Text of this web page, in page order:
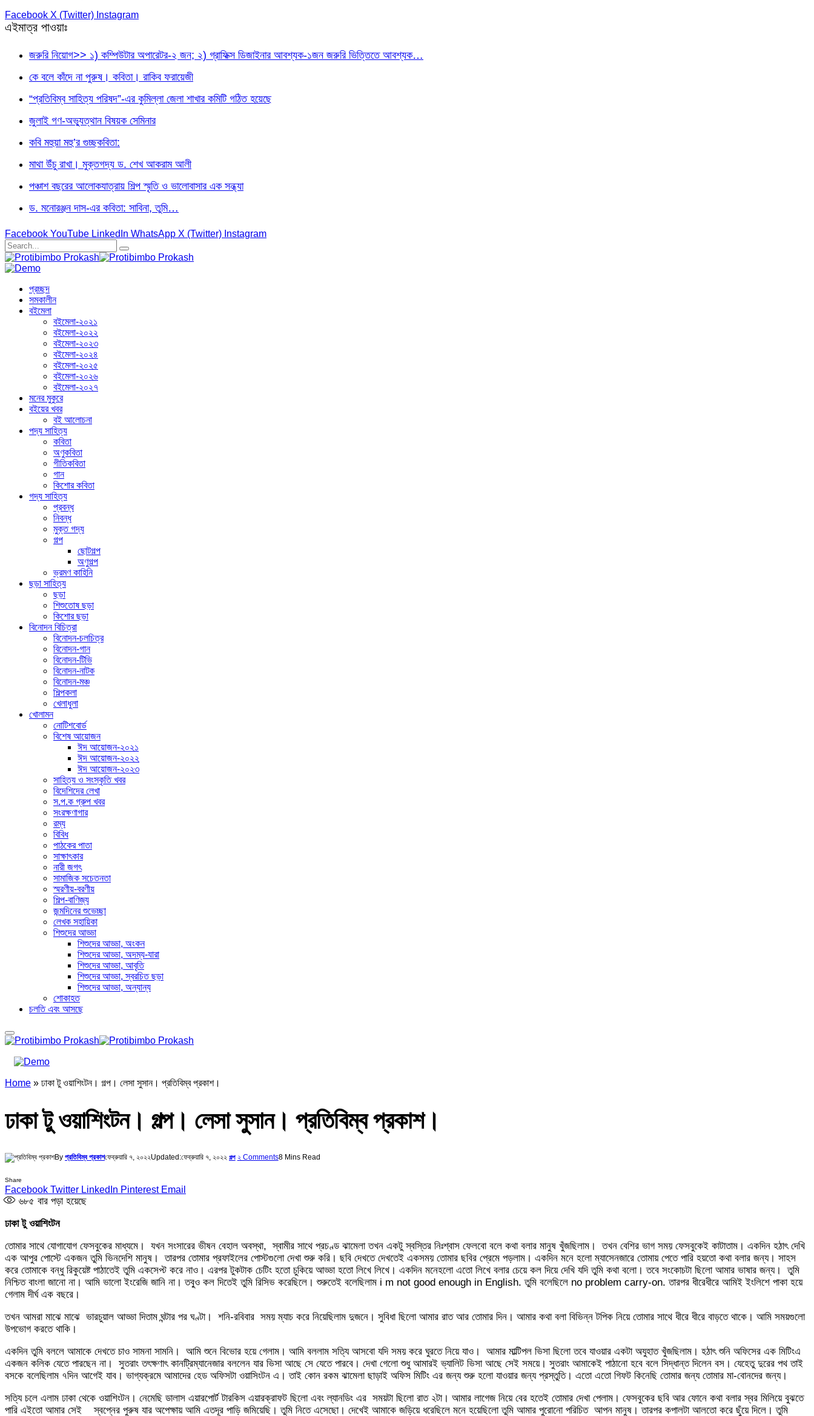
Facebook X (Twitter) Instagram
এইমাত্র পাওয়াঃ
জরুরি নিয়োগ>> ১) কম্পিউটার অপারেটর-২ জন; ২) গ্রাফিক্স ডিজাইনার আবশ্যক-১জন জরুরি ভিত্তিতে আবশ্যক…
কে বলে কাঁদে না পুরুষ। কবিতা। রাকিব ফরায়েজী
“প্রতিবিম্ব সাহিত্য পরিষদ”-এর কুমিল্লা জেলা শাখার কমিটি গঠিত হয়েছে
জুলাই গণ-অভ্যুত্থান বিষয়ক সেমিনার
কবি মহুয়া মহু’র গুচ্ছকবিতা:
মাথা উঁচু রাখা। মুক্তগদ্য ড. শেখ আকরাম আলী
পঞ্চাশ বছরের আলোকযাত্রায় শিল্প স্মৃতি ও ভালোবাসার এক সন্ধ্যা
ড. মনোরঞ্জন দাস-এর কবিতা: সাবিনা, তুমি…
Facebook YouTube LinkedIn WhatsApp X (Twitter) Instagram
প্রচ্ছদ
সমকালীন
বইমেলা
বইমেলা-২০২১
বইমেলা-২০২২
বইমেলা-২০২৩
বইমেলা-২০২৪
বইমেলা-২০২৫
বইমেলা-২০২৬
বইমেলা-২০২৭
মনের মুকুরে
বইয়ের খবর
বই আলোচনা
পদ্য সাহিত্য
কবিতা
অণুকবিতা
গীতিকবিতা
গান
কিশোর কবিতা
গদ্য সাহিত্য
প্রবন্ধ
নিবন্ধ
মুক্ত গদ্য
গল্প
ছোটগল্প
অণুগল্প
ভ্রমণ কাহিনি
ছড়া সাহিত্য
ছড়া
শিশুতোষ ছড়া
কিশোর ছড়া
বিনোদন বিচিত্রা
বিনোদন-চলচিত্র
বিনোদন-গান
বিনোদন-টিভি
বিনোদন-নাটক
বিনোদন-মঞ্চ
শিল্পকলা
খেলাধুলা
খোলামন
নোটিশবোর্ড
বিশেষ আয়োজন
ঈদ আয়োজন-২০২১
ঈদ আয়োজন-২০২২
ঈদ আয়োজন-২০২৩
সাহিত্য ও সংস্কৃতি খবর
বিদেশিদের লেখা
স.প.ক গ্রুপ খবর
সংরক্ষণাগার
রম্য
বিবিধ
পাঠকের পাতা
সাক্ষাৎকার
নারী জগৎ
সামাজিক সচেতনতা
স্মরণীয়-বরণীয়
শিল্প-বাণিজ্য
জন্মদিনের শুভেচ্ছা
লেখক সহায়িকা
শিশুদের আড্ডা
শিশুদের আড্ডা, অংকন
শিশুদের আড্ডা, অদম্য-যারা
শিশুদের আড্ডা, আবৃতি
শিশুদের আড্ডা, স্বরচিত ছড়া
শিশুদের আড্ডা, অন্যান্য
শোকাহত
চলতি এবং আসছে
Home » ঢাকা টু ওয়াশিংটন। গল্প। লেসা সুসান। প্রতিবিম্ব প্রকাশ।
ঢাকা টু ওয়াশিংটন। গল্প। লেসা সুসান। প্রতিবিম্ব প্রকাশ।
By প্রতিবিম্ব প্রকাশফেব্রুয়ারি ৭, ২০২২Updated:ফেব্রুয়ারি ৭, ২০২২ গল্প ২ Comments8 Mins Read
Share
Facebook Twitter LinkedIn Pinterest Email
৬৮৫ বার পড়া হয়েছে
ঢাকা টু ওয়াশিংটন
তোমার সাথে যোগাযোগ ফেসবুকের মাধ্যমে। যখন সংসারের ভীষন বেহাল অবস্থা, স্বামীর সাথে প্রচণ্ড ঝামেলা তখন একটু স্বস্তির নিঃশ্বাস ফেলবো বলে কথা বলার মানুষ খুঁজছিলাম। তখন বেশির ভাগ সময় ফেসবুকেই কাটাতাম। একদিন হঠাৎ দেখি
এক আপুর পোস্টে একজন তুমি ভিনদেশি মানুষ। তারপর তোমার প্রফাইলের পোস্টগুলো দেখা শুরু করি। ছবি দেখতে দেখতেই একসময় তোমার ছবির প্রেমে পড়লাম। একদিন মনে হলো ম্যাসেনজারে তোমায় পেতে পারি হয়তো কথা বলার জন্য। সাহস
করে তোমাকে বন্ধু রিকুয়েষ্ট পাঠাতেই তুমি একসেপ্ট করে নাও। এরপর টুকটাক চেটিং হতো চুকিয়ে আড্ডা হতো লিখে লিখে। একদিন মনেহলো এতো লিখে বলার চেয়ে কল দিয়ে দেখি যদি তুমি কথা বলো। তবে সংকোচটা ছিলো আমার ভাষার জন্য। তুমি
নিশ্চিত বাংলা জানো না। আমি ভালো ইংরেজি জানি না। তবু্ও কল দিতেই তুমি রিসিভ করেছিলে। শুরুতেই বলেছিলাম i m not good enough in English. তুমি বলেছিলে no problem carry-on. তারপর ধীরেধীরে আমিই ইংলিশে পাকা হয়ে
গেলাম দীর্ঘ এক বছরে।
তখন আমরা মাঝে মাঝে ভারচুয়াল আড্ডা দিতাম ঘন্টার পর ঘণ্টা। শনি-রবিবার সময় ম্যাচ করে নিয়েছিলাম দুজনে। সুবিধা ছিলো আমার রাত আর তোমার দিন। আমার কথা বলা বিভিন্ন টপিক নিয়ে তোমার সাথে ধীরে ধীরে বাড়তে থাকে। আমি সময়গুলো
উপভোগ করতে থাকি।
একদিন তুমি বললে আমাকে দেখতে চাও সামনা সামনি। আমি শুনে বিভোর হয়ে গেলাম। আমি বললাম সত্যি আসবো যদি সময় করে ঘুরতে নিয়ে যাও। আমার মাল্টিপল ভিসা ছিলো তবে যাওয়ার একটা অযুহাত খুঁজছিলাম। হঠাৎ শুনি অফিসের এক মিটিংএ
একজন কলিক যেতে পারছেন না। সুতরাং তৎক্ষণাৎ কানট্রিম্যানেজার বললেন যার ভিসা আছে সে যেতে পারবে। দেখা গেলো শুধু আমারই ভ্যালিট ভিসা আছে সেই সময়ে। সুতরাং আমাকেই পাঠানো হবে বলে সিদ্ধান্ত দিলেন বস। যেহেতু দুরের পথ তাই
বসকে বলেছিলাম ৭দিন আগেই যাব। ভাগ্যক্রমে আমাদের হেড অফিসটা ওয়াসিংটন এ। তাই কোন রকম ঝামেলা ছাড়াই অফিস মিটিং এর জন্য শুরু হলো যাওয়ার জন্য প্রস্তুতি। এতো এতো গিফট কিনেছি তোমার জন্য তোমার মা-বোনদের জন্য।
সত্যি চলে এলাম ঢাকা থেকে ওয়াশিংটন। নেমেছি ডালাস এয়ারপোর্ট টারকিস এয়ারক্রাফট ছিলো এবং ল্যানডিং এর সময়টা ছিলো রাত ২টা। আমার লাগেজ নিয়ে বের হতেই তোমার দেখা পেলাম। ফেসবুকের ছবি আর ফোনে কথা বলার স্বর মিলিয়ে বুঝতে
পারি এইতো আমার সেই স্বপ্নের পুরুষ যার অপেক্ষায় আমি এতদূর পাড়ি জমিয়েছি। তুমি নিতে এসেছো। দেখেই আমাকে জড়িয়ে ধরেছিলে মনে হয়েছিলো তুমি আমার পুরোনো পরিচিত আপন মানুষ। তারপর কপালটা আলতো করে ছুঁয়ে দিলে। তুমি